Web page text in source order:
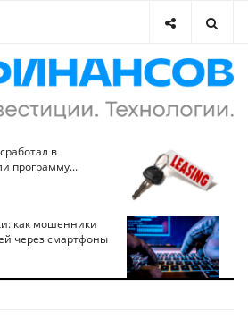
в
программу...
как мошенники
через смартфоны